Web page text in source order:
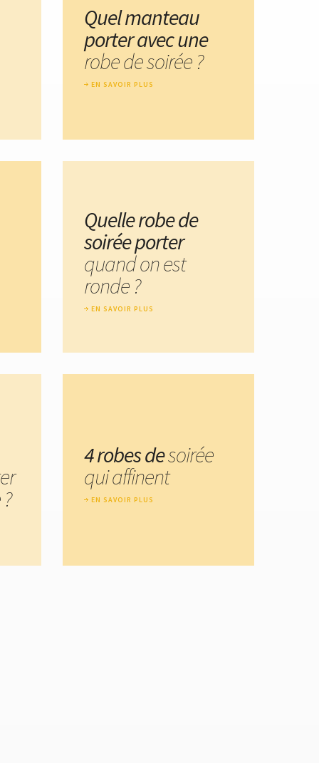
Quel manteau
porter avec une
robe de soirée ?
EN SAVOIR PLUS
Quelle robe de
soirée porter
quand on est
ronde ?
EN SAVOIR PLUS
4 robes desoirée
qui affinent
EN SAVOIR PLUS